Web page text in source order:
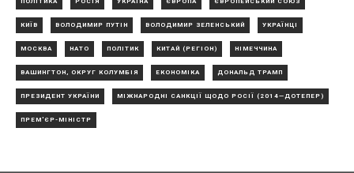
КИЇВ ВОЛОДИМИР ПУТІН ВОЛОДИМИР ЗЕЛЕНСЬКИЙ УКРАЇНЦІ
МОСКВА НАТО ПОЛІТИК КИТАЙ (РЕГІОН) НІМЕЧЧИНА
ВАШИНГТОН, ОКРУГ КОЛУМБІЯ ЕКОНОМІКА ДОНАЛЬД ТРАМП
ПРЕЗИДЕНТ УКРАЇНИ МІЖНАРОДНІ САНКЦІЇ ЩОДО РОСІЇ (2014—ДОТЕПЕР)
ПРЕМ'ЄР-МІНІСТР